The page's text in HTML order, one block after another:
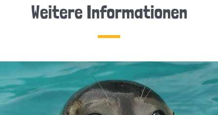
Weitere Informationen